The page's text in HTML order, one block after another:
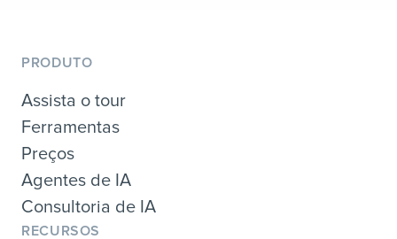
PRODUTO
Assista o tour
Ferramentas
Preços
Agentes de IA
Consultoria de IA
RECURSOS